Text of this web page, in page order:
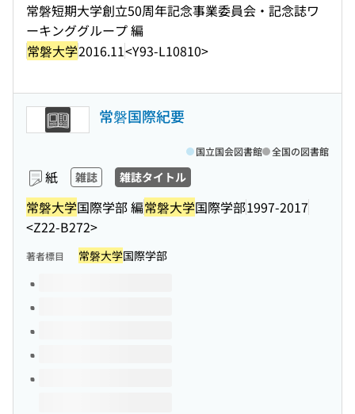
常磐短期大学創立50周年記念事業委員会・記念誌ワ
ーキンググループ 編
常磐大学2016.11<Y93-L10810>
常磐国際紀要
紙 雑誌 雑誌タイトル
常磐大学国際学部 編常磐大学国際学部1997-2017
<Z22-B272>
国立国会図書館 全国の図書館
著者標目 常磐大学国際学部
このタイトルの巻号